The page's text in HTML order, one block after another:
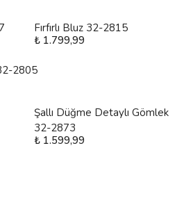
Fırfırlı Bluz 32-2815
₺ 1.799,99
2805
Şallı Düğme Detaylı Gömlek
32-2873
₺ 1.599,99